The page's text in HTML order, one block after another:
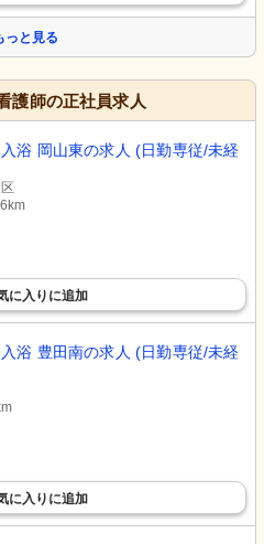
っと見る
護師の正社員求人
浴 岡山東の求人 (日勤専従/未経
に入り に追加
浴 豊田南の求人 (日勤専従/未経
に入り に追加